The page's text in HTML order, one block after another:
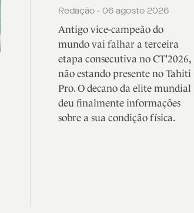
Redação - 06 agosto 2026
Antigo vice-campeão do
mundo vai falhar a terceira
etapa consecutiva no CT'2026,
não estando presente no Tahiti
Pro. O decano da elite mundial
deu finalmente informações
sobre a sua condição física.